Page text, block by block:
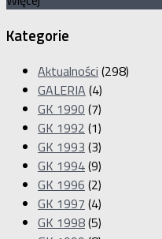
Kategorie
Aktualności (298)
GALERIA (4)
GK 1990 (7)
GK 1992 (1)
GK 1993 (3)
GK 1994(9)
GK 1996 (2)
GK 1997 (4)
GK 1998(5)